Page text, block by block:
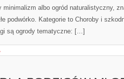
minimalizm albo ogród naturalistyczny,
podwórko. Kategorie to Choroby i
są ogrody tematyczne: […]